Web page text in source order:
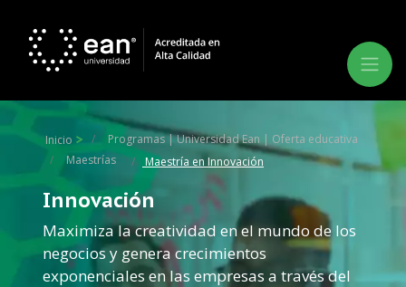
Inicio
Programas | Universidad Ean | Oferta educativa
Maestrías
Maestría en Innovación
Innovación
Maximiza la creatividad en el mundo de los
negocios y genera crecimientos
exponenciales en las empresas a través del